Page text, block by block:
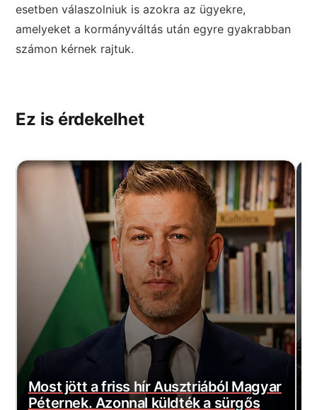
esetben válaszolniuk is azokra az ügyekre,
amelyeket a kormányváltás után egyre gyakrabban
számon kérnek rajtuk.
Ez is érdekelhet
Most jött a friss hír Ausztriából Magyar
Péternek. Azonnal küldték a sürgős